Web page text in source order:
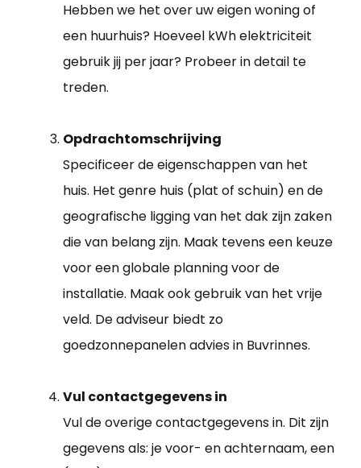
Hebben we het over uw eigen woning of
een huurhuis? Hoeveel kWh elektriciteit
gebruik jij per jaar? Probeer in detail te
treden.
Opdrachtomschrijving
Specificeer de eigenschappen van het
huis. Het genre huis (plat of schuin) en de
geografische ligging van het dak zijn zaken
die van belang zijn. Maak tevens een keuze
voor een globale planning voor de
installatie. Maak ook gebruik van het vrije
veld. De adviseur biedt zo
goedzonnepanelen advies in Buvrinnes.
Vul contactgegevens in
Vul de overige contactgegevens in. Dit zijn
gegevens als: je voor- en achternaam, een